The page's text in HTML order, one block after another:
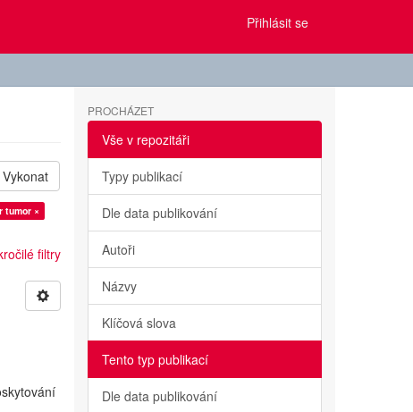
Přihlásit se
Vykonat
tumor ×
filtry
PROCHÁZET
Vše v repozitáři
Typy publikací
Dle data publikování
Autoři
Názvy
Klíčová slova
Tento typ publikací
Dle data publikování